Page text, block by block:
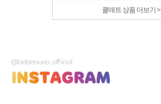
쿨매트 상품 더보기 >